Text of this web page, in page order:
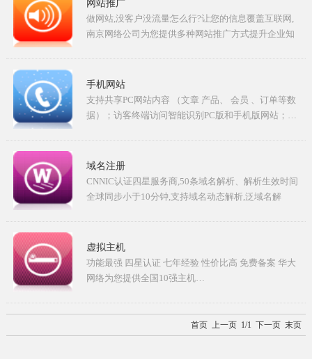
网站推广
做网站,没客户没流量怎么行?让您的信息覆盖互联网,
南京网络公司为您提供多种网站推广方式提升企业知
手机网站
支持共享PC网站内容 （文章 产品、 会员 、订单等数
据）；访客终端访问智能识别PC版和手机版网站；…
域名注册
CNNIC认证四星服务商,50条域名解析、解析生效时间
全球同步小于10分钟,支持域名动态解析,泛域名解
虚拟主机
功能最强 四星认证 七年经验 性价比高 免费备案 华大
网络为您提供全国10强主机…
首页 上一页 1/1 下一页末页